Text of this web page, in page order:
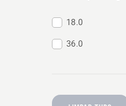
18.0
36.0